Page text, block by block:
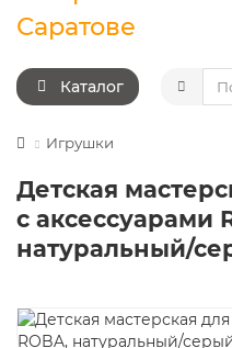
Каталог
Игрушки
Детская
с аксессуарами
натуральный/